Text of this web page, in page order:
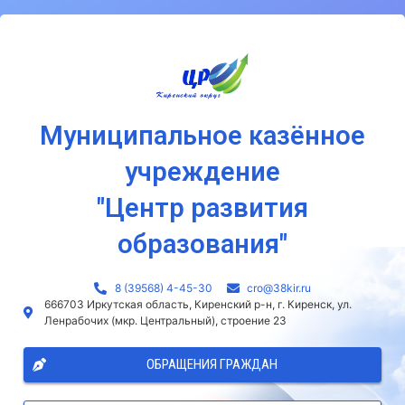
Муниципальное казённое
учреждение
"Центр развития
образования"
8 (39568) 4-45-30
сro@38kir.ru
666703 Иркутская область, Киренский р-н, г. Киренск, ул.
Ленрабочих (мкр. Центральный), строение 23
ОБРАЩЕНИЯ ГРАЖДАН